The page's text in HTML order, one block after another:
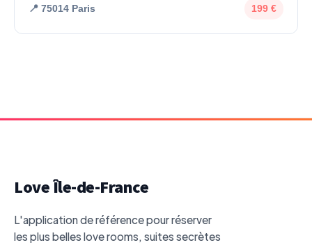
📍 75014 Paris 199 €
Love Île-de-France
L'application de référence pour réserver
les plus belles love rooms, suites secrètes